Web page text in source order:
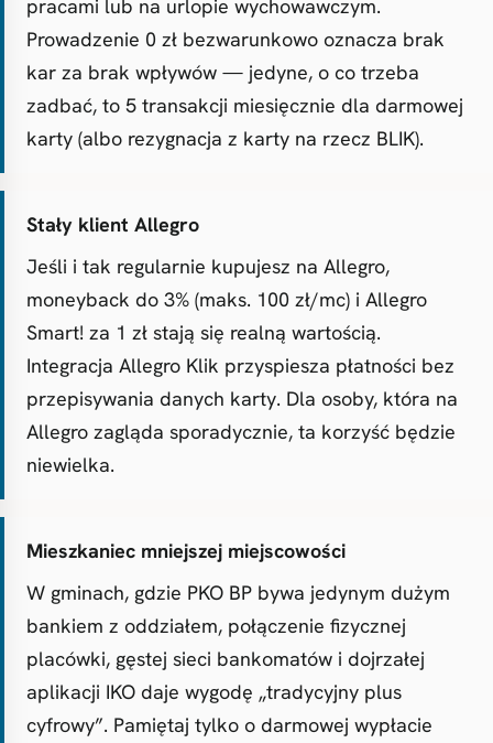
pracami lub na urlopie wychowawczym.
Prowadzenie 0 zł bezwarunkowo oznacza brak
kar za brak wpływów — jedyne, o co trzeba
zadbać, to 5 transakcji miesięcznie dla darmowej
karty (albo rezygnacja z karty na rzecz BLIK).
Stały klient Allegro
Jeśli i tak regularnie kupujesz na Allegro,
moneyback do 3% (maks. 100 zł/mc) i Allegro
Smart! za 1 zł stają się realną wartością.
Integracja Allegro Klik przyspiesza płatności bez
przepisywania danych karty. Dla osoby, która na
Allegro zagląda sporadycznie, ta korzyść będzie
niewielka.
Mieszkaniec mniejszej miejscowości
W gminach, gdzie PKO BP bywa jedynym dużym
bankiem z oddziałem, połączenie fizycznej
placówki, gęstej sieci bankomatów i dojrzałej
aplikacji IKO daje wygodę „tradycyjny plus
cyfrowy”. Pamiętaj tylko o darmowej wypłacie